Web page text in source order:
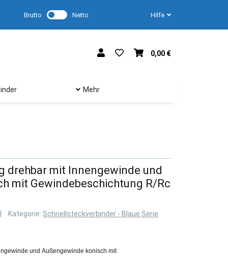
Brutto Netto Hilfe
0,00 €
Mehr
drehbar mit Innengewinde und
mit Gewindebeschichtung R/Rc
Kategorie: Schnellsteckverbinder - Blaue Serie
und Außengewinde konisch mit